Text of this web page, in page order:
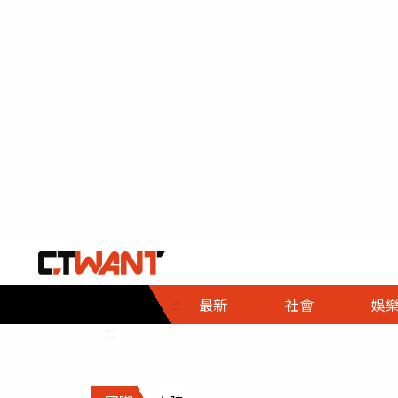
::: 最新 社會
社會首頁
時事
調查
娛樂
娛樂首頁
即時
財經首頁
熱線
政